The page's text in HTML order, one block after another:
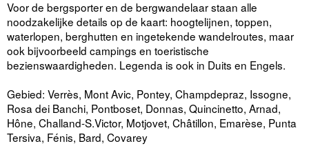
Voor de bergsporter en de bergwandelaar staan alle
noodzakelijke details op de kaart: hoogtelijnen, toppen,
waterlopen, berghutten en ingetekende wandelroutes, maar
ook bijvoorbeeld campings en toeristische
bezienswaardigheden. Legenda is ook in Duits en Engels.
Gebied: Verrès, Mont Avic, Pontey, Champdepraz, Issogne,
Rosa dei Banchi, Pontboset, Donnas, Quincinetto, Arnad,
Hône, Challand-S.Victor, Motjovet, Châtillon, Emarèse, Punta
Tersiva, Fénis, Bard, Covarey